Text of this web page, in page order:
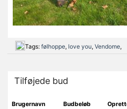
Tags: følhoppe, love you, Vendome,
Tilføjede bud
Brugernavn Budbeløb